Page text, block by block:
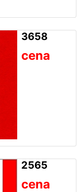
3658
cena
2565
cena